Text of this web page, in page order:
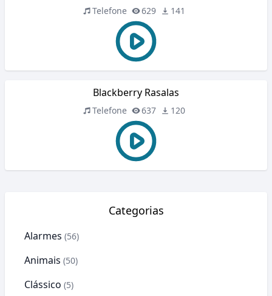
Telefone 629 141
Blackberry Rasalas
Telefone 637 120
Categorias
Alarmes (56)
Animais (50)
Clássico (5)